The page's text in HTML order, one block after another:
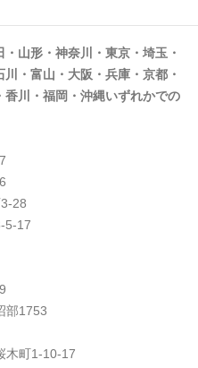
・山形・神奈川・東京・埼玉・
・富山・大阪・兵庫・京都・
川・福岡・沖縄いずれかでの
28
5-17
部1753
木町1-10-17